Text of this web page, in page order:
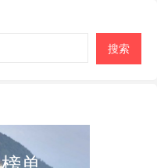
搜索